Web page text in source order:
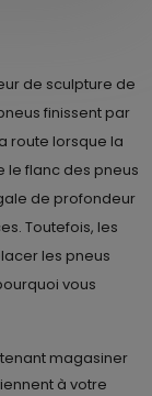
de sculpture de
finissent par
route lorsque la
le flanc des pneus
de profondeur
Toutefois, les
les pneus
vous
magasiner
à votre